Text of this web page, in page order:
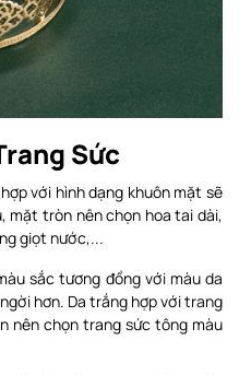
Sức
với hình dạng khuôn mặt sẽ
mặt tròn nên chọn hoa tai dài,
giọt nước,...
sắc tương đồng với màu da
hơn. Da trắng hợp với trang
nên chọn trang sức tông màu